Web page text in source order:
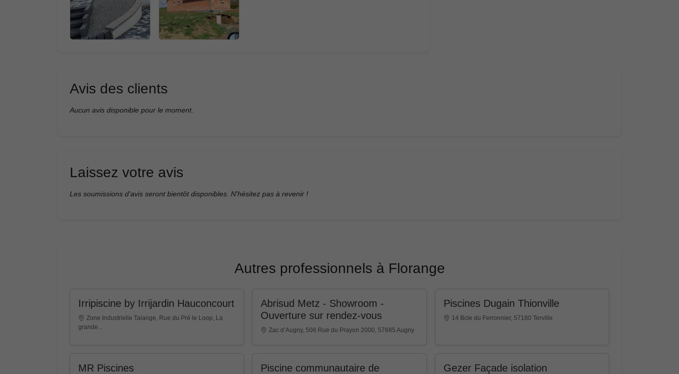
Avis des clients
Aucun avis disponible pour le moment.
Laissez votre avis
Les soumissions d'avis seront bientôt disponibles. N'hésitez pas à revenir !
Autres professionnels à Florange
Irripiscine by Irrijardin Hauconcourt
Zone Industrielle Talange, Rue du Prè le Loop, La
grande...
Abrisud Metz - Showroom -
Ouverture sur rendez-vous
Zac d’Augny, 508 Rue du Prayon 2000, 57685 Augny
Piscines Dugain Thionville
14 Bcle du Ferronnier, 57180 Terville
MR Piscines Piscine communautaire de Gezer Façade isolation